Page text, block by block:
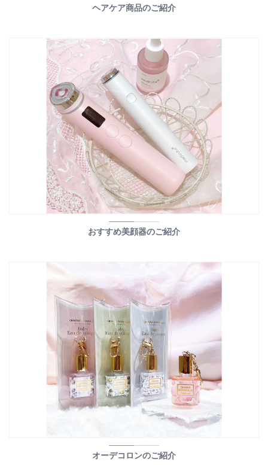
ヘアケア商品のご紹介
おすすめ美顔器のご紹介
オーデコロンのご紹介